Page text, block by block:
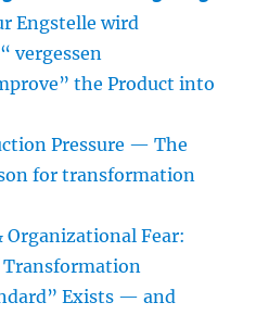
Engstelle wird
vergessen
the Product into
Pressure — The
for transformation
Fear:
Transformation
Exists — and